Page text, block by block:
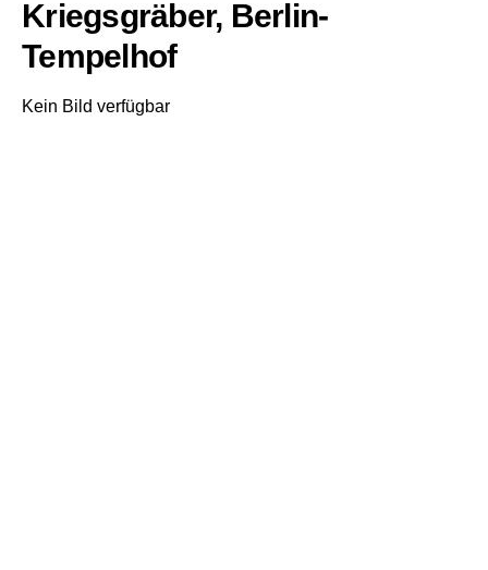
Kriegsgräber, Berlin-
Tempelhof
Kein Bild verfügbar